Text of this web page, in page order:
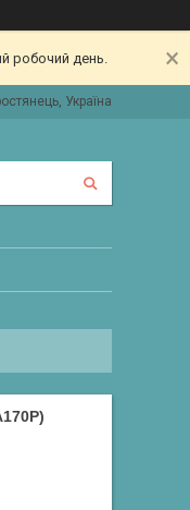
робочий день.
Україна